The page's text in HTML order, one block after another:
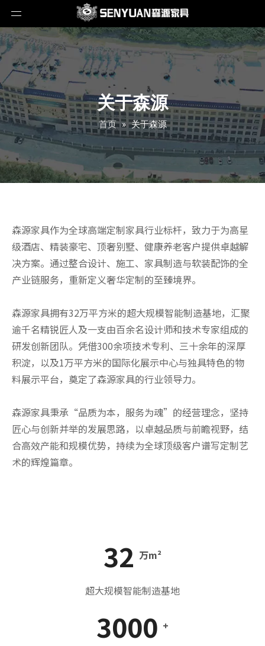
关于森源
首页 » 关于森源
森源家具作为全球高端定制家具行业标杆，致力于为高星
级酒店、精装豪宅、顶奢别墅、健康养老客户提供卓越解
决方案。通过整合设计、施工、家具制造与软装配饰的全
产业链服务，重新定义奢华定制的至臻境界。
森源家具拥有32万平方米的超大规模智能制造基地，汇聚
逾千名精锐匠人及一支由百余名设计师和技术专家组成的
研发创新团队。凭借300余项技术专利、三十余年的深厚
积淀，以及1万平方米的国际化展示中心与独具特色的物
料展示平台，奠定了森源家具的行业领导力。
森源家具秉承“品质为本，服务为魂”的经营理念，坚持
匠心与创新并举的发展思路，以卓越品质与前瞻视野，结
合高效产能和规模优势，持续为全球顶级客户谱写定制艺
术的辉煌篇章。
32 万m²
超大规模智能制造基地
3000 +